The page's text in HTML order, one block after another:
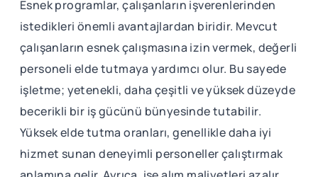
Esnek programlar, çalışanların işverenlerinden
istedikleri önemli avantajlardan biridir. Mevcut
çalışanların esnek çalışmasına izin vermek, değerli
personeli elde tutmaya yardımcı olur. Bu sayede
işletme; yetenekli, daha çeşitli ve yüksek düzeyde
becerikli bir iş gücünü bünyesinde tutabilir.
Yüksek elde tutma oranları, genellikle daha iyi
hizmet sunan deneyimli personeller çalıştırmak